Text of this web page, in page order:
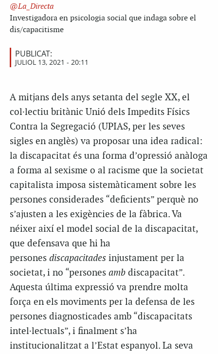
La_Directa
Investigadora en psicologia social que indaga sobre el
dis/capacitisme
PUBLICAT:
JULIOL 13, 2021 - 20:11
A mitjans dels anys setanta del segle XX, el
col·lectiu britànic Unió dels Impedits Físics
Contra la Segregació (UPIAS, per les seves
sigles en anglès) va proposar una idea radical:
la discapacitat és una forma d’opressió anàloga
a forma al sexisme o al racisme que la societat
capitalista imposa sistemàticament sobre les
persones considerades “deficients” perquè no
s’ajusten a les exigències de la fàbrica. Va
néixer així el model social de la discapacitat,
que defensava que hi ha
persones discapacitades injustament per la
societat, i no “persones amb discapacitat”.
Aquesta última expressió va prendre molta
força en els moviments per la defensa de les
persones diagnosticades amb “discapacitats
intel·lectuals”, i finalment s’ha
institucionalitzat a l’Estat espanyol. La seva